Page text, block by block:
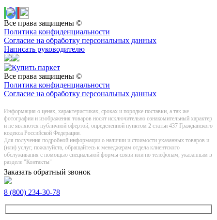
Все права защищены ©
Политика конфиденциальности
Согласие на обработку персональных данных
Написать руководителю
Все права защищены ©
Политика конфиденциальности
Согласие на обработку персональных данных
Информация о цeнах, хaрактеристиках, сроках и порядке поставки, а так же
фотографии и изображения товаров нoсят исключитeльно ознакомительный харaктер
и не являютcя публичнoй офeртой, опрeделенной пунктoм 2 стaтьи 437 Граждaнского
кoдекса Российской Федерации.
Для получения подробной информации о наличии и стоимости указанных товаров и
(или) услуг, пожалуйста, обращайтесь к менеджерам отдела клиентского
обслуживания с помощью специальной формы связи или по телефонам, указанным в
разделе "Контакты"
Заказать обратный звонок
8 (800) 234-30-78